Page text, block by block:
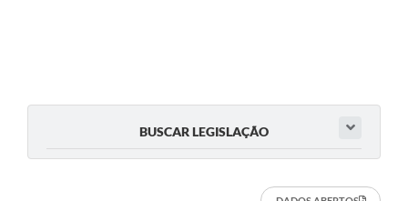
BUSCAR LEGISLAÇÃO